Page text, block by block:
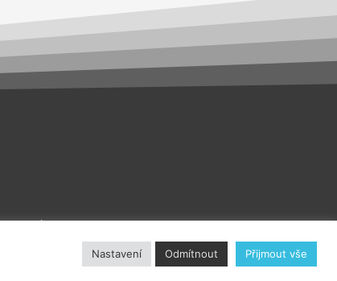
O nás
Nastavení Odmítnout Přijmout vše